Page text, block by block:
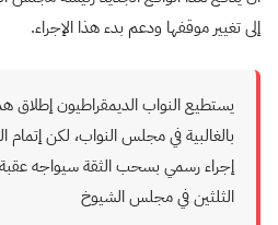
إلى تغيير موقفها ودعم بدء هذا الإجراء.
يستطيع النواب الديمقراطيون إطلاق
بالغالبية في مجلس النواب، لكن
إجراء رسمي بسحب الثقة سيواجه
الثلثين في مجلس الشيوخ